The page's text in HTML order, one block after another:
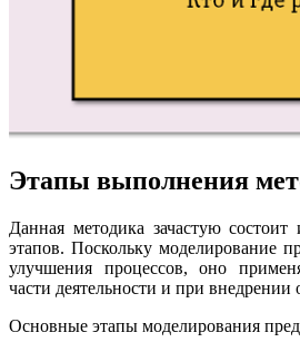
Этапы выполнения
Данная методика зачастую состоит
этапов. Поскольку моделирование
улучшения процессов, оно
части деятельности и при внедрении
Основные этапы моделирования